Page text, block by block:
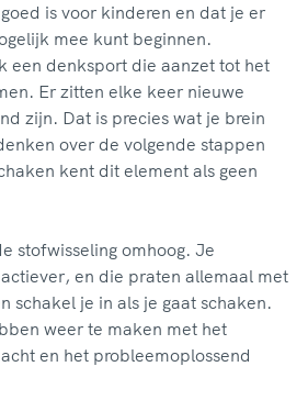
is voor kinderen en dat je er
mee kunt beginnen.
een denksport die aanzet tot het
Er zitten elke keer nieuwe
zijn. Dat is precies wat je brein
over de volgende stappen
kent dit element als geen
stofwisseling omhoog. Je
en die praten allemaal met
schakel je in als je gaat schaken.
weer te maken met het
en het probleemoplossend